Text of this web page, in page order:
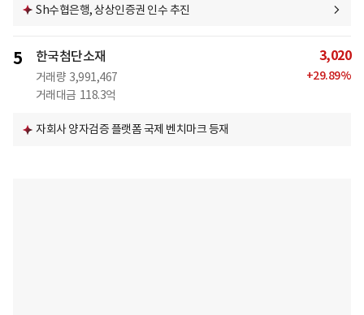
Sh수협은행, 상상인증권 인수 추진
5 한국첨단소재
거래량 3,991,467
거래대금 118.3억
3,020
+29.89%
자회사 양자검증 플랫폼 국제 벤치마크 등재